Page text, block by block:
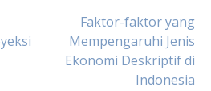
Faktor-faktor yang
Mempengaruhi Jenis
Ekonomi Deskriptif di
Indonesia